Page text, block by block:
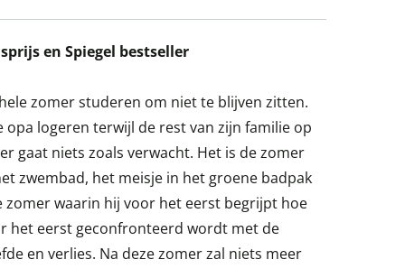
en Spiegel bestseller
zomer studeren om niet te blijven zitten.
logeren terwijl de rest van zijn familie op
gaat niets zoals verwacht. Het is de zomer
zwembad, het meisje in het groene badpak
waarin hij voor het eerst begrijpt hoe
het eerst geconfronteerd wordt met de
en verlies. Na deze zomer zal niets meer